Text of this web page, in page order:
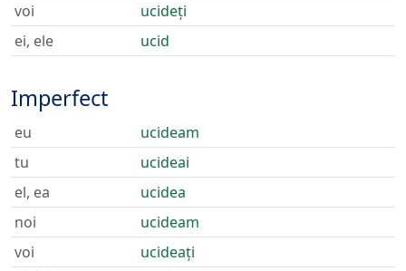
voi
ucideți
ei, ele
ucid
Imperfect
eu
ucideam
tu
ucideai
el, ea
ucidea
noi
ucideam
voi
ucideați